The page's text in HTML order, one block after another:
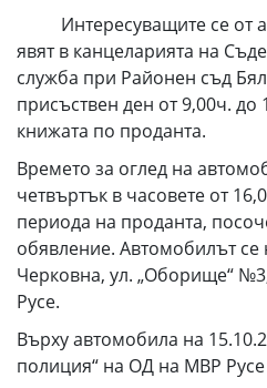
Интересуващите се от
явят в канцеларията на
служба при Районен съд
присъствен ден от 9,00ч. до
книжата по проданта.
Времето за оглед на
четвъртък в часовете от
периода на проданта,
обявление. Автомобилът
Черковна, ул. „Оборище“
Русе.
Върху автомобила на
полиция“ на ОД на МВР